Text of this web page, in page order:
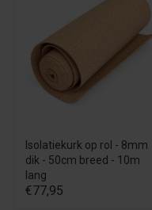
Isolatiekurk op rol - 8mm
dik - 50cm breed - 10m
lang
€77,95